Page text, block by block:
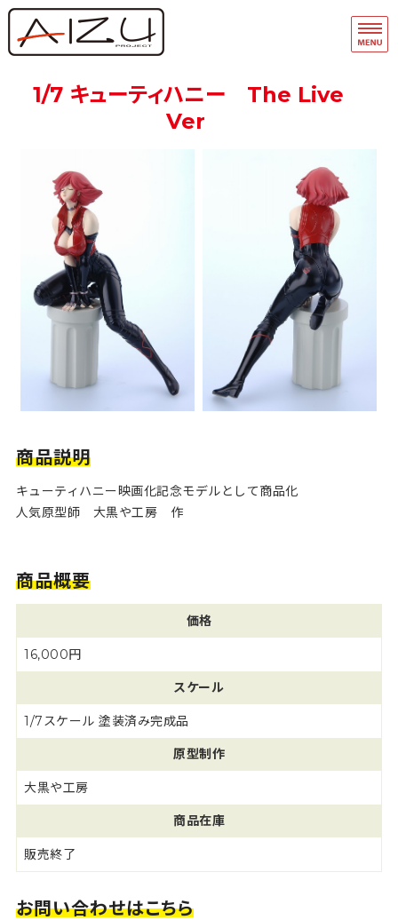
ホーム
フィギュアモデルキット
A-Team
マスキングテープ
1/7 キューティハニー The Live
Ver
商品説明
キューティハニー映画化記念モデルとして商品化
人気原型師 大黒や工房 作
商品概要
価格
16,000円
スケール
1/7スケール 塗装済み完成品
原型制作
大黒や工房
商品在庫
販売終了
お問い合わせはこちら